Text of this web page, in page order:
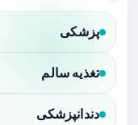
پزشکی
تغذیه سالم
دندانپزشکی